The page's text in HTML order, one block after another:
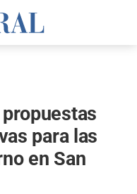
para las
en San